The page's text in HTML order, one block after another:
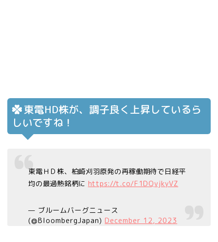
東電HD株が、調子良く上昇しているら
しいですね！
東電ＨＤ株、柏崎刈羽原発の再稼働期待で日経平
均の最過熱銘柄に https://t.co/F1DQvjkyVZ
— ブルームバーグニュース
(@BloombergJapan) December 12, 2023